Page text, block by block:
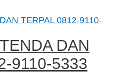
DAN
9110-5333